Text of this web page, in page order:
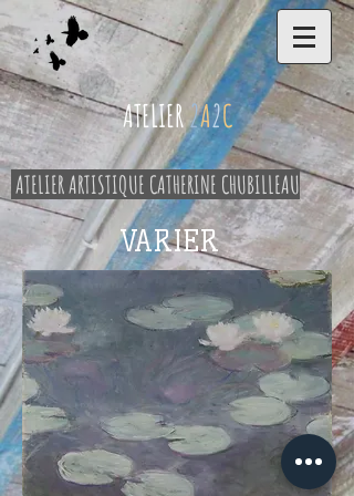
ATELIER2A2C
ATELIER ARTISTIQUE CATHERINE CHUBILLEAU
VARIER